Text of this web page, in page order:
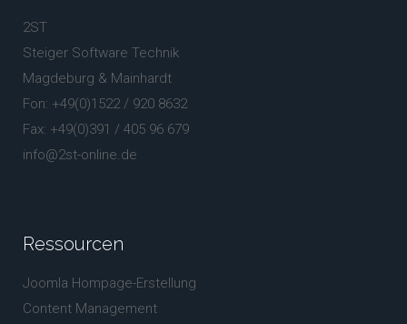
2ST
Steiger Software Technik
Magdeburg & Mainhardt
Fon: +49(0)1522 / 920 8632
Fax: +49(0)391 / 405 96 679
info@2st-online.de
Ressourcen
Joomla Hompage-Erstellung
Content Management